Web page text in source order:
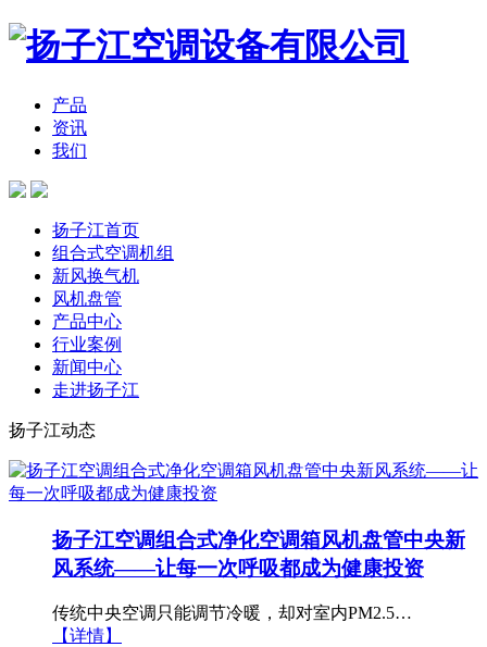
产品
资讯
我们
扬子江首页
组合式空调机组
新风换气机
风机盘管
产品中心
行业案例
新闻中心
走进扬子江
扬子江动态
扬子江空调组合式净化空调箱风机盘管中央新
风系统——让每一次呼吸都成为健康投资
传统中央空调只能调节冷暖，却对室内PM2.5…
【详情】